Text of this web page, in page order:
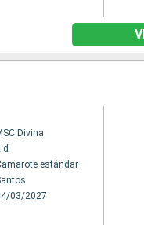
Divina
d
estándar
03/2027